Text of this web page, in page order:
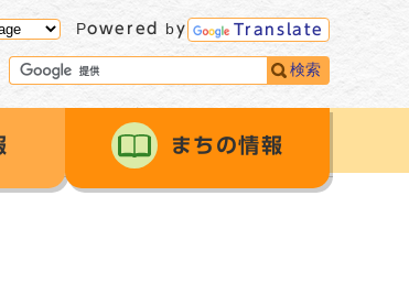
Powered by Translate
検索
まちの情報